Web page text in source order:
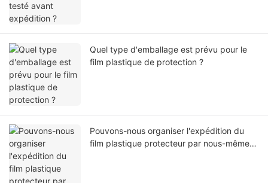
Quel type d'emballage est prévu pour le
film plastique de protection ?
Pouvons-nous organiser l'expédition du
film plastique protecteur par nous-mêmes